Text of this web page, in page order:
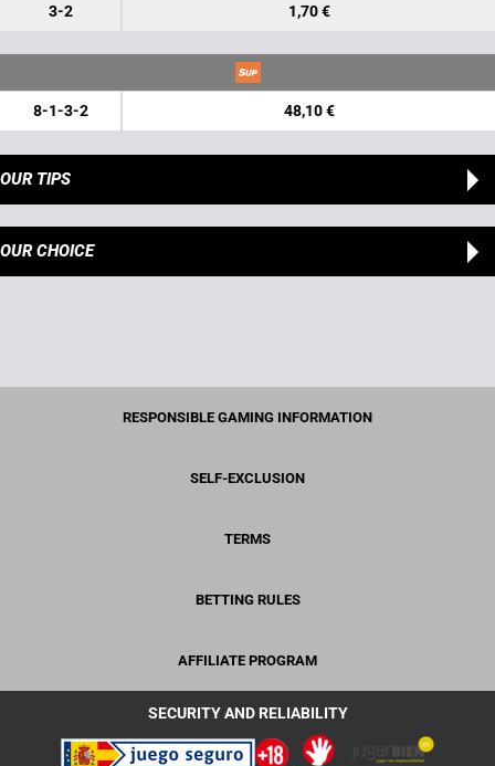
3-2 1,70 €
8-1-3-2 48,10 €
OUR TIPS
OUR CHOICE
RESPONSIBLE GAMING INFORMATION
SELF-EXCLUSION
TERMS
BETTING RULES
AFFILIATE PROGRAM
SECURITY AND RELIABILITY